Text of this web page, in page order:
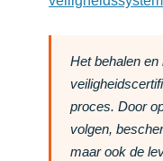
Het behalen en
proces. Door
volgen,
maar ook de